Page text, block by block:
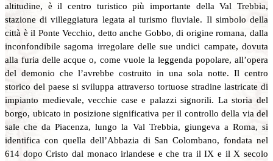
altitudine, è il centro turistico più importante della Val Trebbia,
stazione di villeggiatura legata al turismo fluviale. Il simbolo della
città è il Ponte Vecchio, detto anche Gobbo, di origine romana, dalla
inconfondibile sagoma irregolare delle sue undici campate, dovuta
alla furia delle acque o, come vuole la leggenda popolare, all’opera
del demonio che l’avrebbe costruito in una sola notte. Il centro
storico del paese si sviluppa attraverso tortuose stradine lastricate di
impianto medievale, vecchie case e palazzi signorili. La storia del
borgo, ubicato in posizione significativa per il controllo della via del
sale che da Piacenza, lungo la Val Trebbia, giungeva a Roma, si
identifica con quella dell’Abbazia di San Colombano, fondata nel
614 dopo Cristo dal monaco irlandese e che tra il IX e il X secolo